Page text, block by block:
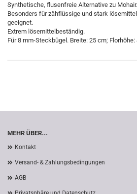
Synthetische, flusenfreie Alternative zu
Besonders für zähflüssige und stark
geeignet.
Extrem lösemittelbeständig.
Für 8 mm-Steckbügel. Breite: 25 cm; Florhöhe:
MEHR ÜBER...
Kontakt
Versand- & Zahlungsbedingungen
AGB